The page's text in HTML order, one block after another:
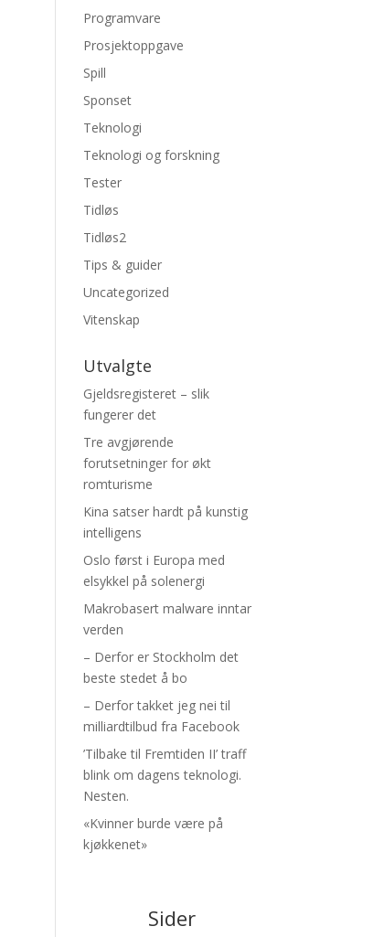
Programvare
Prosjektoppgave
Spill
Sponset
Teknologi
Teknologi og forskning
Tester
Tidløs
Tidløs2
Tips & guider
Uncategorized
Vitenskap
Utvalgte
Gjeldsregisteret – slik
fungerer det
Tre avgjørende
forutsetninger for økt
romturisme
Kina satser hardt på kunstig
intelligens
Oslo først i Europa med
elsykkel på solenergi
Makrobasert malware inntar
verden
– Derfor er Stockholm det
beste stedet å bo
– Derfor takket jeg nei til
milliardtilbud fra Facebook
’Tilbake til Fremtiden II’ traff
blink om dagens teknologi.
Nesten.
«Kvinner burde være på
kjøkkenet»
Sider